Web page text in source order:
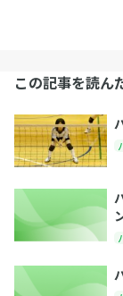
この記事を読ん